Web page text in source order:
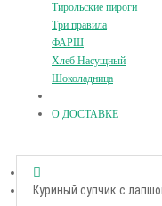
Тирольские пироги
Три правила
ФАРШ
Хлеб Насущный
Шоколадница
О ДОСТАВКЕ
Куриный супчик с